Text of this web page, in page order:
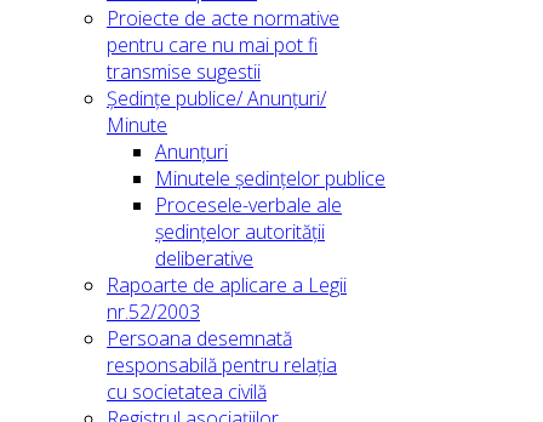
Proiecte de acte normative
pentru care nu mai pot fi
transmise sugestii
Ședințe publice/ Anunțuri/
Minute
Anunțuri
Minutele ședințelor publice
Procesele-verbale ale
ședințelor autorității
deliberative
Rapoarte de aplicare a Legii
nr.52/2003
Persoana desemnată
responsabilă pentru relația
cu societatea civilă